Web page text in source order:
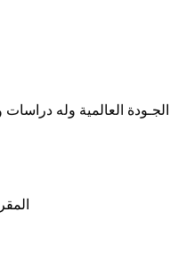
العالمية وله